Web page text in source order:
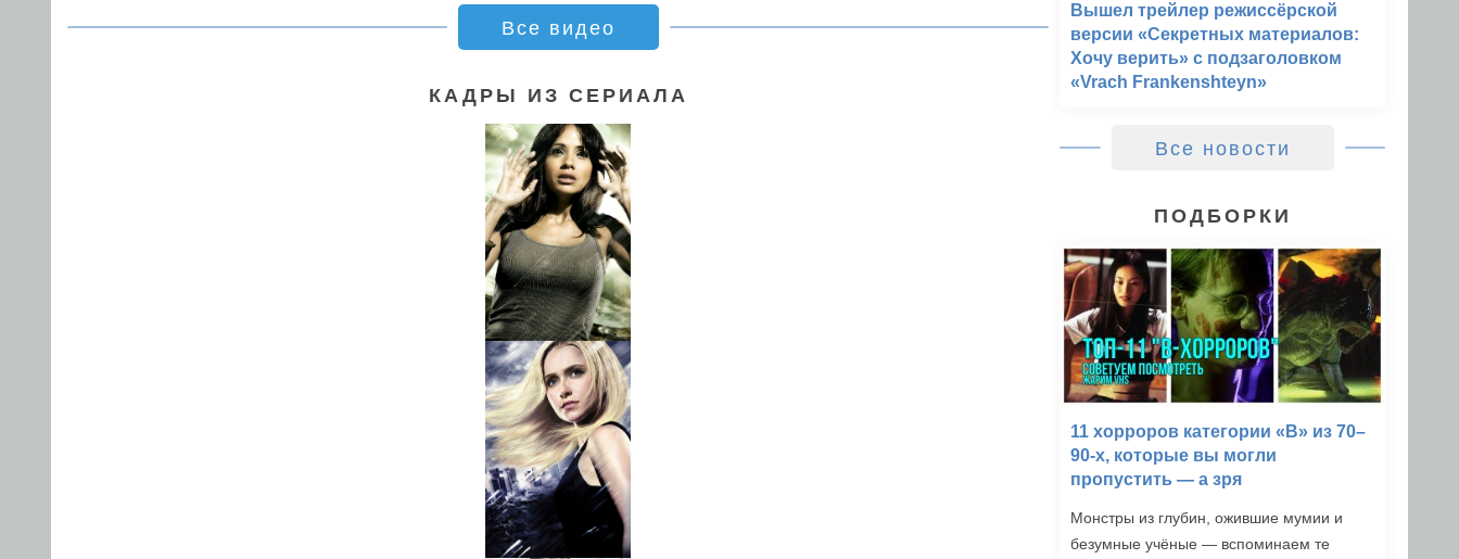
Все видео
КАДРЫ ИЗ СЕРИАЛА
Вышел трейлер режиссёрской
версии «Секретных материалов:
Хочу верить» с подзаголовком
«Vrach Frankenshteyn»
Все новости
ПОДБОРКИ
11 хорроров категории «B» из 70–
90-х, которые вы могли
пропустить — а зря
Монстры из глубин, ожившие мумии и
безумные учёные — вспоминаем те